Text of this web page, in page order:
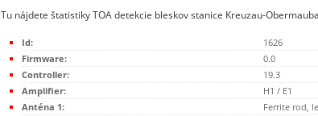
Tu nájdete štatistiky TOA detekcie bleskov stanice Kreuzau-
Id:
1626
Firmware:
0.0
Controller:
19.3
Amplifier:
H1 / E1
Anténa 1:
Ferrite rod,